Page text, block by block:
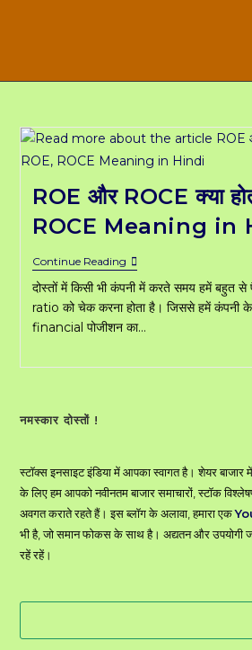
ROE और ROCE क्या
ROCE Meaning in
Continue ReadingROE
और
ROCE
क्या
है
दोस्तों में किसी भी कंपनी में करते समय हमें बहुत
ratio को चेक करना होता है। जिससे हमें
financial पोजीशन का…
नमस्कार दोस्तों !
स्टॉक्स इनसाइट इंडिया में आपका स्वागत है। शेयर
के लिए हम आपको नवीनतम बाजार समाचारों, स्टॉक
अवगत कराते रहते हैं। इस ब्लॉग के अलावा, हमारा एक
भी है, जो समान फोकस के साथ है। अद्यतन और उपयोगी
रहें रहें।